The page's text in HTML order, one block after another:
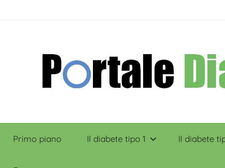
Portale
Diabete
Primo piano Il diabete tipo 1 Il diabete